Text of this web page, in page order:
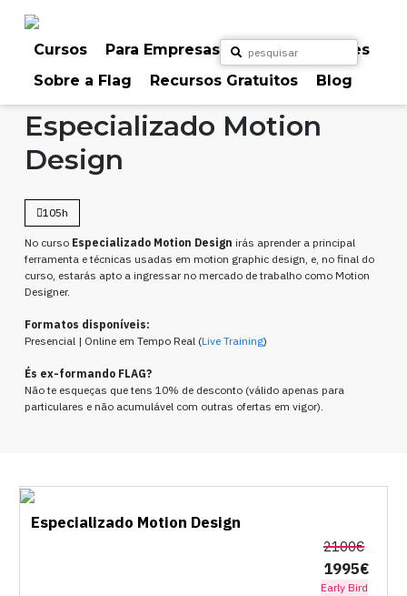
Cursos Para Empresas
Para Particulares
Sobre a Flag
Recursos Gratuitos Blog
Home Cursos Vídeo & Motion
Especializado Motion
Design
105h
No curso Especializado Motion Design irás aprender a principal
ferramenta e técnicas usadas em motion graphic design, e, no final do
curso, estarás apto a ingressar no mercado de trabalho como Motion
Designer.
Formatos disponíveis:
Presencial | Online em Tempo Real (Live Training)
És ex-formando FLAG?
Não te esqueças que tens 10% de desconto (válido apenas para
particulares e não acumulável com outras ofertas em vigor).
Especializado Motion Design
2100€
1995€
Early Bird